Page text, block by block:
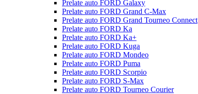
Prelate auto FORD Galaxy
Prelate auto FORD Grand C-Max
Prelate auto FORD Grand Tourneo Connect
Prelate auto FORD Ka
Prelate auto FORD Ka+
Prelate auto FORD Kuga
Prelate auto FORD Mondeo
Prelate auto FORD Puma
Prelate auto FORD Scorpio
Prelate auto FORD S-Max
Prelate auto FORD Tourneo Courier